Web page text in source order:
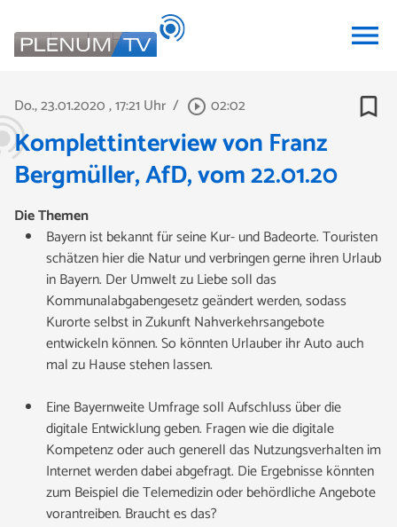
menu
Do., 23.01.2020, 17:21 Uhr / play_circle_outline 02:02 bookmark_border
Komplettinterview von Franz
Bergmüller, AfD, vom 22.01.20
Die Themen
Bayern ist bekannt für seine Kur- und Badeorte. Touristen
schätzen hier die Natur und verbringen gerne ihren Urlaub
in Bayern. Der Umwelt zu Liebe soll das
Kommunalabgabengesetz geändert werden, sodass
Kurorte selbst in Zukunft Nahverkehrsangebote
entwickeln können. So könnten Urlauber ihr Auto auch
mal zu Hause stehen lassen.
Eine Bayernweite Umfrage soll Aufschluss über die
digitale Entwicklung geben. Fragen wie die digitale
Kompetenz oder auch generell das Nutzungsverhalten im
Internet werden dabei abgefragt. Die Ergebnisse könnten
zum Beispiel die Telemedizin oder behördliche Angebote
vorantreiben. Braucht es das?